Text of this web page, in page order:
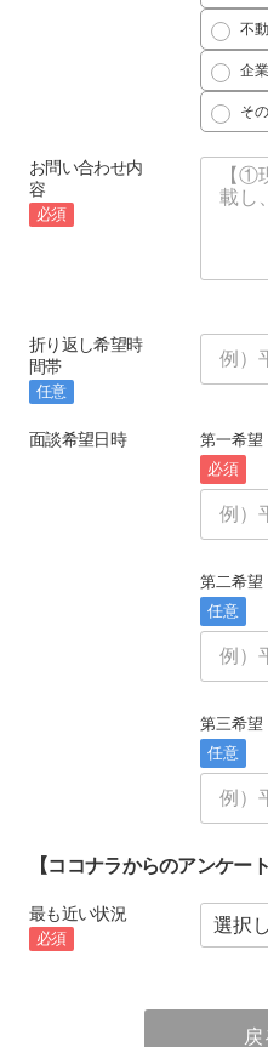
不
企
そ
お問い合わせ内
容
必須
折り返し希望時
間帯
任意
面談希望日時
第一希望
必須
第二希望
任意
第三希望
任意
【ココナラからのアンケート
最も近い状況
必須